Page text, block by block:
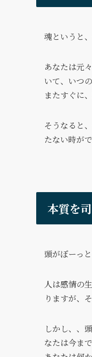
魂というと
あなたは元
いて、いつ
またすぐに
そうなると
たない時が
本質を
頭がぼーっと
人は感情の
りますが、
しかし、、
なたは今ま